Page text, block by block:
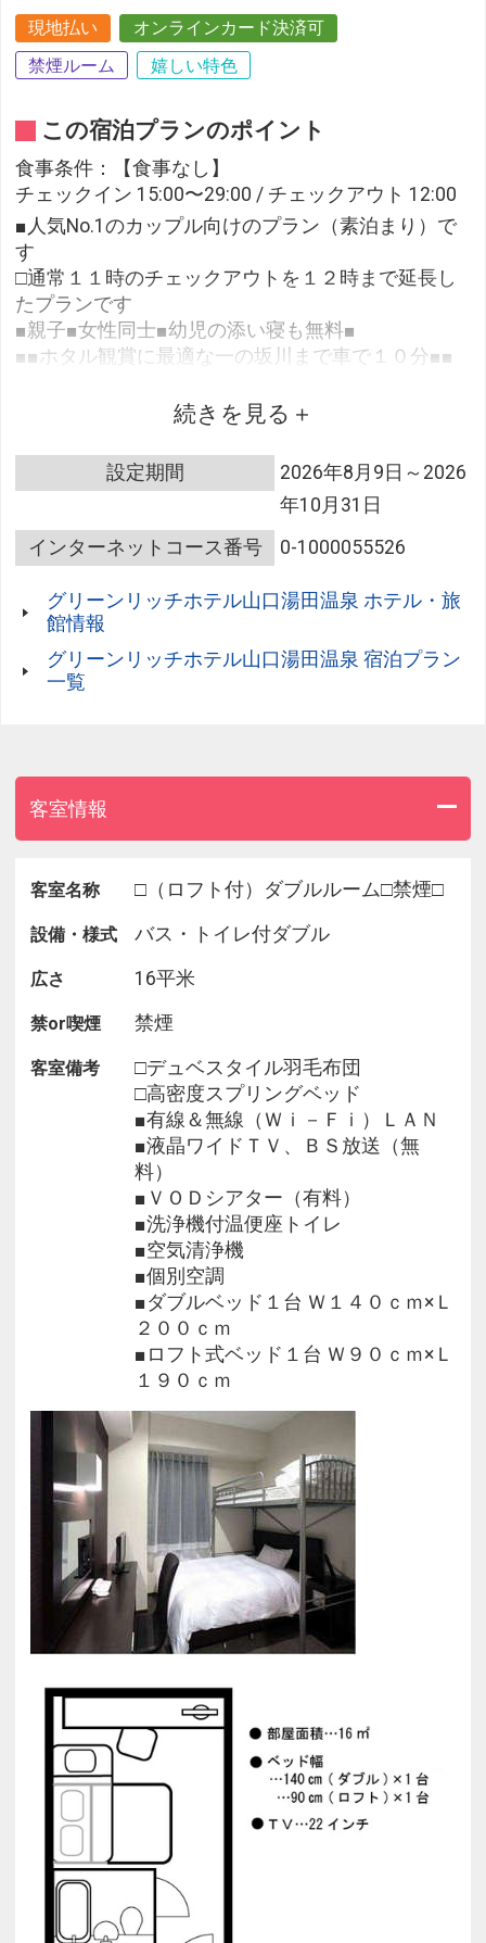
現地払い
オンラインカード決済可
禁煙ルーム
嬉しい特色
この宿泊プランのポイント
食事条件：【食事なし】
チェックイン 15:00〜29:00 / チェックアウト 12:00
■人気No.1のカップル向けのプラン（素泊まり）で
す
□通常１１時のチェックアウトを１２時まで延長し
たプランです
■親子■女性同士■幼児の添い寝も無料■
■■ホタル観賞に最適な一の坂川まで車で１０分■■
■平面駐車場（ホテル前）：４００円／泊
■立体駐車場：３００円／泊（出庫毎）
※立体駐車場は、隣接のおんせんの森駐車場(下湯
田パーキング)を３：００p.m.～翌１２：００p.m.ま
でご利用できます。 駐車券が発券されますので、フ
ロントまで持参をお願いいたします。
■ホテル隣接 寛ぎの天然温泉大浴場 『おんせんの
森』 のご案内
■おひとり様１回６００円でご利用出来ます。
(小学生５００円、未就学児は３００円、１歳未満
は２００円）
ます
□チェックイン時にお申し込みください
■歯磨きセット■カミソリ■ボディスポンジ■綿棒■ヘ
■ドリップコーヒー■緑茶■紅茶■梅こぶ茶■
■ズボンプレッサー■加湿器■ガウン■浴衣■低反発枕
■クッション枕■
■栓抜き■ワインオープナー■スマートフォン充電器
■延長コード■
□子供サイズの浴衣はフロントにてご準備しており
■１０名以上のご予約は、団体様としてお取り扱い
ご予約者様へご連絡させて頂く場合がございます。
また、団体様の場合はキャンセル規定が異なります
■周辺■
■山口市役所 車１５分
■山口県庁 車１５分
■山口市民会館 車１０分
続きを見る
設定期間
2026年8月9日～2026
年10月31日
インターネットコース番号
0-1000055526
グリーンリッチホテル山口湯田温泉 ホテル・旅
館情報
グリーンリッチホテル山口湯田温泉 宿泊プラン
一覧
客室情報
客室名称 □（ロフト付）ダブルルーム□禁煙□
設備・様式 バス・トイレ付ダブル
広さ 16平米
禁or喫煙 禁煙
客室備考
□デュベスタイル羽毛布団
□高密度スプリングベッド
■有線＆無線（Ｗｉ－Ｆｉ）ＬＡＮ
■液晶ワイドＴＶ、ＢＳ放送（無
料）
■ＶＯＤシアター（有料）
■洗浄機付温便座トイレ
■空気清浄機
■個別空調
■ダブルベッド１台 Ｗ１４０ｃｍ×Ｌ
２００ｃｍ
■ロフト式ベッド１台 Ｗ９０ｃｍ×Ｌ
１９０ｃｍ